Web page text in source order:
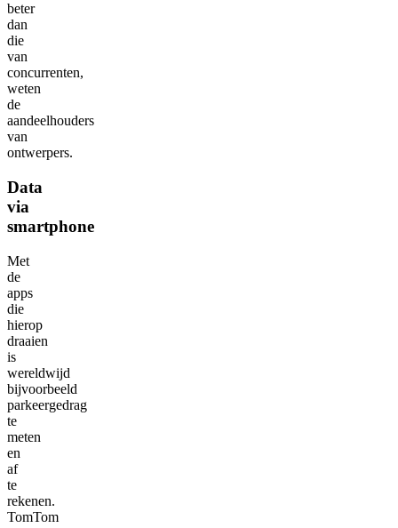
beter
dan
die
van
concurrenten,
weten
de
aandeelhouders
van
ontwerpers.
Data
via
smartphone
Met
de
apps
die
hierop
draaien
is
wereldwijd
bijvoorbeeld
parkeergedrag
te
meten
en
af
te
rekenen.
TomTom